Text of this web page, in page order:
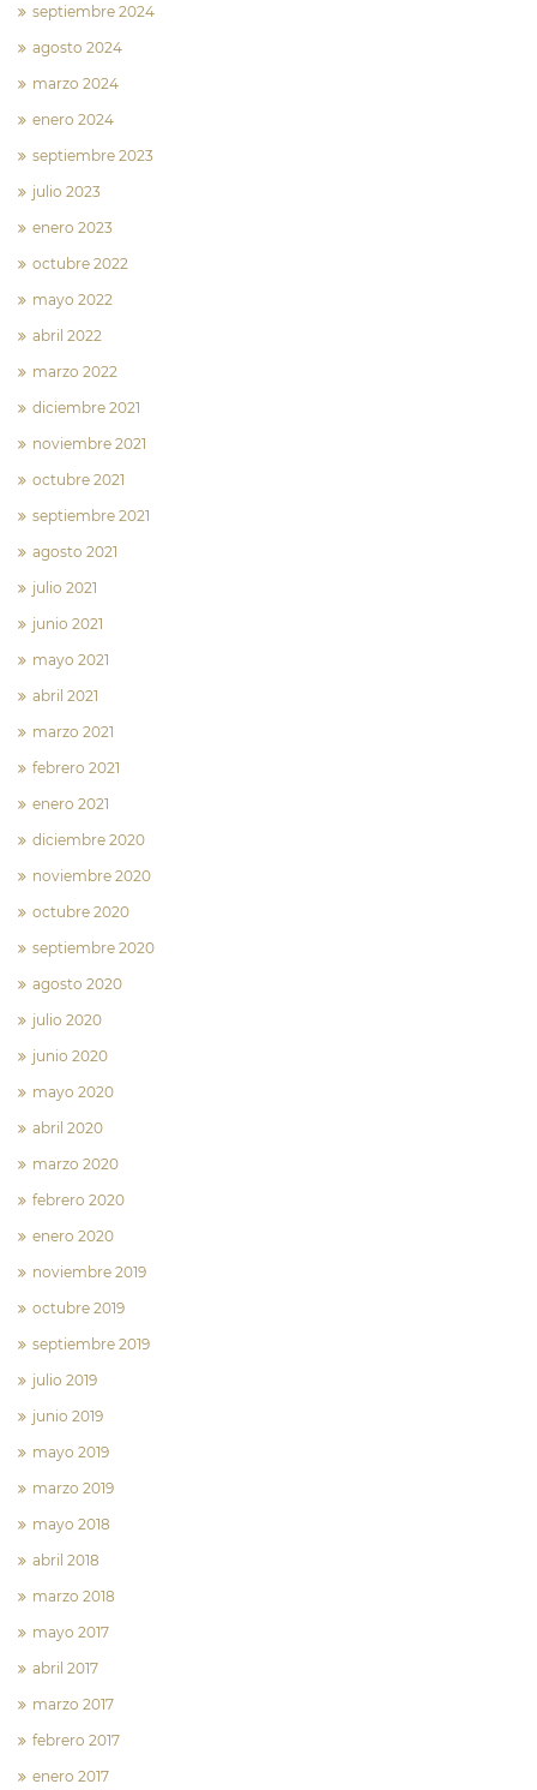
septiembre 2024
agosto 2024
marzo 2024
enero 2024
septiembre 2023
julio 2023
enero 2023
octubre 2022
mayo 2022
abril 2022
marzo 2022
diciembre 2021
noviembre 2021
octubre 2021
septiembre 2021
agosto 2021
julio 2021
junio 2021
mayo 2021
abril 2021
marzo 2021
febrero 2021
enero 2021
diciembre 2020
noviembre 2020
octubre 2020
septiembre 2020
agosto 2020
julio 2020
junio 2020
mayo 2020
abril 2020
marzo 2020
febrero 2020
enero 2020
noviembre 2019
octubre 2019
septiembre 2019
julio 2019
junio 2019
mayo 2019
marzo 2019
mayo 2018
abril 2018
marzo 2018
mayo 2017
abril 2017
marzo 2017
febrero 2017
enero 2017